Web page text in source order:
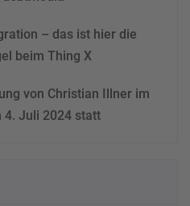
– das ist hier die
beim Thing X
von Christian Illner im
4. Juli 2024 statt